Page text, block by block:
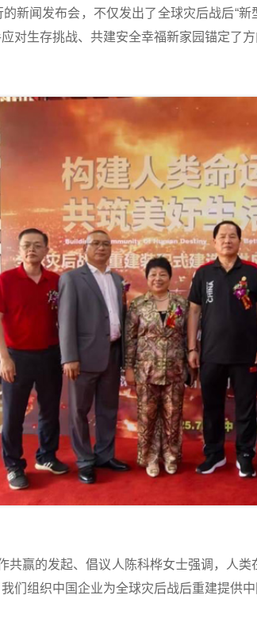
新闻发布会，不仅发出了全球灾后战后“
对生存挑战、共建安全幸福新家园锚定了方
赢的发起、倡议人陈科桦女士强调，人
们组织中国企业为全球灾后战后重建提供